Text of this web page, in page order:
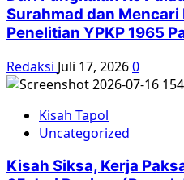
Surahmad dan Mencari
Penelitian YPKP 1965
Redaksi Juli 17, 20260
Kisah Tapol
Uncategorized
Kisah Siksa, Kerja